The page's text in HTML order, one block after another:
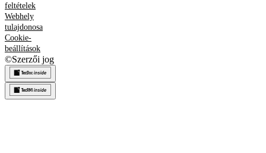
feltételek
Webhely
tulajdonosa
Cookie-
beállítások
©Szerzői jog